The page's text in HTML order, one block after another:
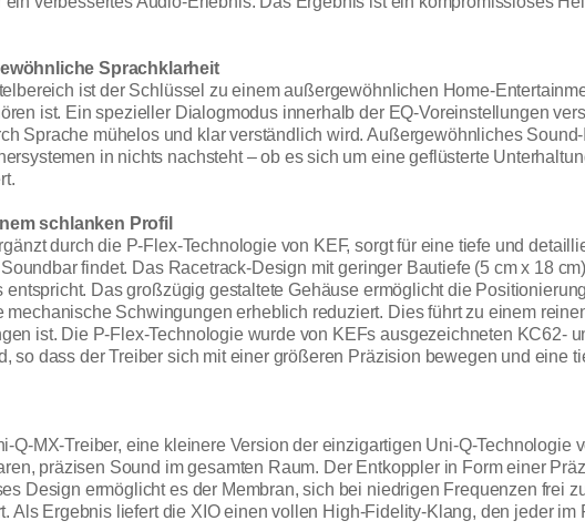
Sprachklarheit
ist der Schlüssel zu einem außergewöhnlichen Home-
ist. Ein spezieller Dialogmodus innerhalb der EQ-Voreinstellungen
Sprache mühelos und klar verständlich wird. Außergewöhnliches
in nichts nachsteht – ob es sich um eine geflüsterte
schlanken Profil
durch die P-Flex-Technologie von KEF, sorgt für eine tiefe und
findet. Das Racetrack-Design mit geringer Bautiefe (5 cm x 18
entspricht. Das großzügig gestaltete Gehäuse ermöglicht die
Schwingungen erheblich reduziert. Dies führt zu einem
ist. Die P-Flex-Technologie wurde von KEFs ausgezeichneten KC62-
so dass der Treiber sich mit einer größeren Präzision bewegen und eine
Q-MX-Treiber, eine kleinere Version der einzigartigen Uni-Q-
präzisen Sound im gesamten Raum. Der Entkoppler in Form einer
Design ermöglicht es der Membran, sich bei niedrigen Frequenzen frei
Als Ergebnis liefert die XIO einen vollen High-Fidelity-Klang, den jeder